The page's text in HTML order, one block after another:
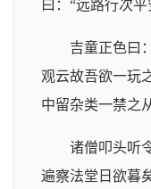
曰：“远路行次
吉童正色曰
观云故吾欲一玩
中留杂类一禁之
诸僧叩头听
遍察法堂日欲暮